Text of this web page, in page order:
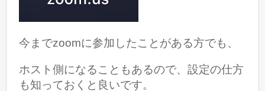
今までzoomに参加したことがある方でも、
ホスト側になることもあるので、設定の仕方
も知っておくと良いです。